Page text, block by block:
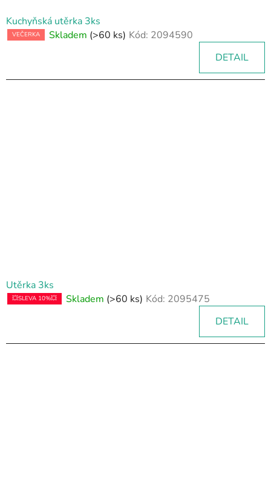
ů
Kuchyňská utěrka 3ks
VEČERKA Skladem (>60 ks) Kód: 2094590
DETAIL
Utěrka 3ks
💥SLEVA 10%💥 Skladem (>60 ks) Kód: 2095475
DETAIL